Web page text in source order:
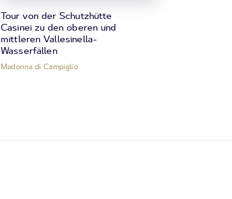
Tour von der Schutzhütte
Casinei zu den oberen und
mittleren Vallesinella-
Wasserfällen
Madonna di Campiglio